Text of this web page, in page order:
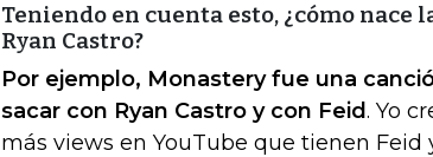
Teniendo en cuenta esto, ¿cómo nace
Ryan Castro?
Por ejemplo, Monastery fue una
sacar con Ryan Castro y con Feid. Yo
más views en YouTube que tienen Feid